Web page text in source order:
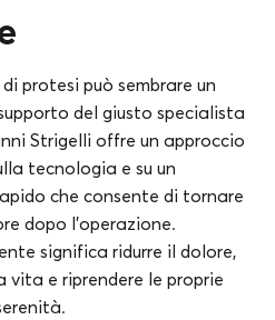
protesi può sembrare un
del giusto specialista
Strigelli offre un approccio
tecnologia e su un
che consente di tornare
dopo l’operazione.
significa ridurre il dolore,
e riprendere le proprie